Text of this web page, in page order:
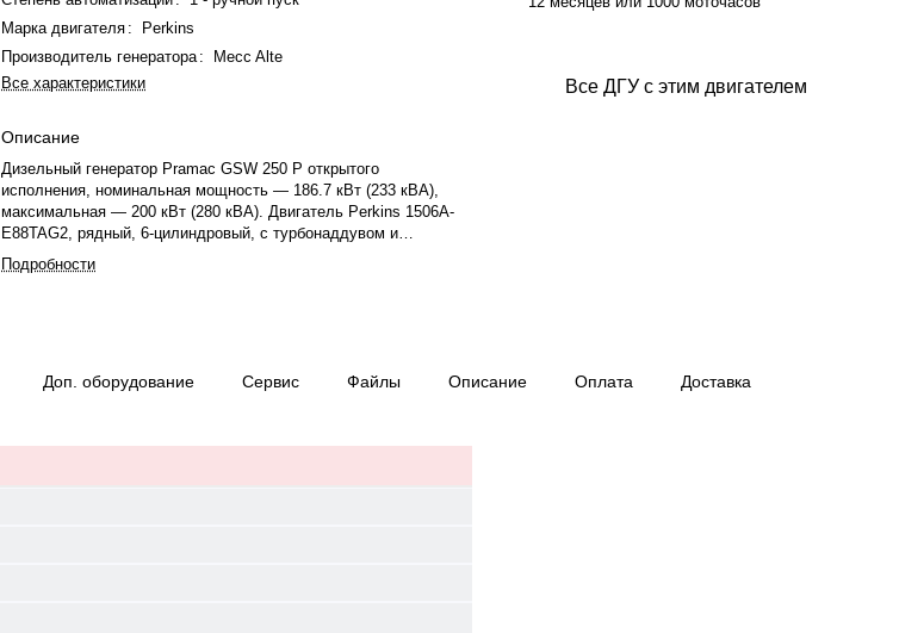
Марка двигателя :
Perkins
Производитель генератора:
Mecc Alte
Все характеристики
Описание
Дизельный генератор Pramac GSW 250 P открытого
исполнения, номинальная мощность — 186.7 кВт (233 кВА),
максимальная — 200 кВт (280 кВА). Двигатель Perkins 1506A-
E88TAG2, рядный, 6-цилиндровый, с турбонаддувом и
электронным регулятором оборотов. Система охлаждения
жидкостная. Частота вращения — 1500 об/мин. Генератор
75% мощности — 16.92 ч. Степень сжатия — 4.05. Вес — 2130
Подробности
Все ДГУ с этим двигателем
Доп. оборудование Сервис Файлы Описание Оплата Доставка